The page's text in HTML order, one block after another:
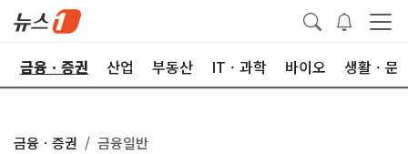
금융ㆍ증권 산업 부동산 ITㆍ과학 바이오 생활ㆍ문
금융ㆍ증권 금융일반